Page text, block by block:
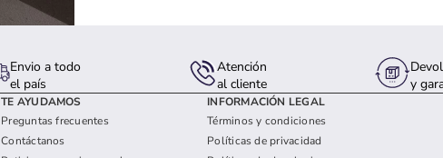
Envio a todo
el país
Atención
al cliente
y
TE AYUDAMOS
Preguntas frecuentes
Contáctanos
INFORMACIÓN LEGAL
Términos y condiciones
Políticas de privacidad